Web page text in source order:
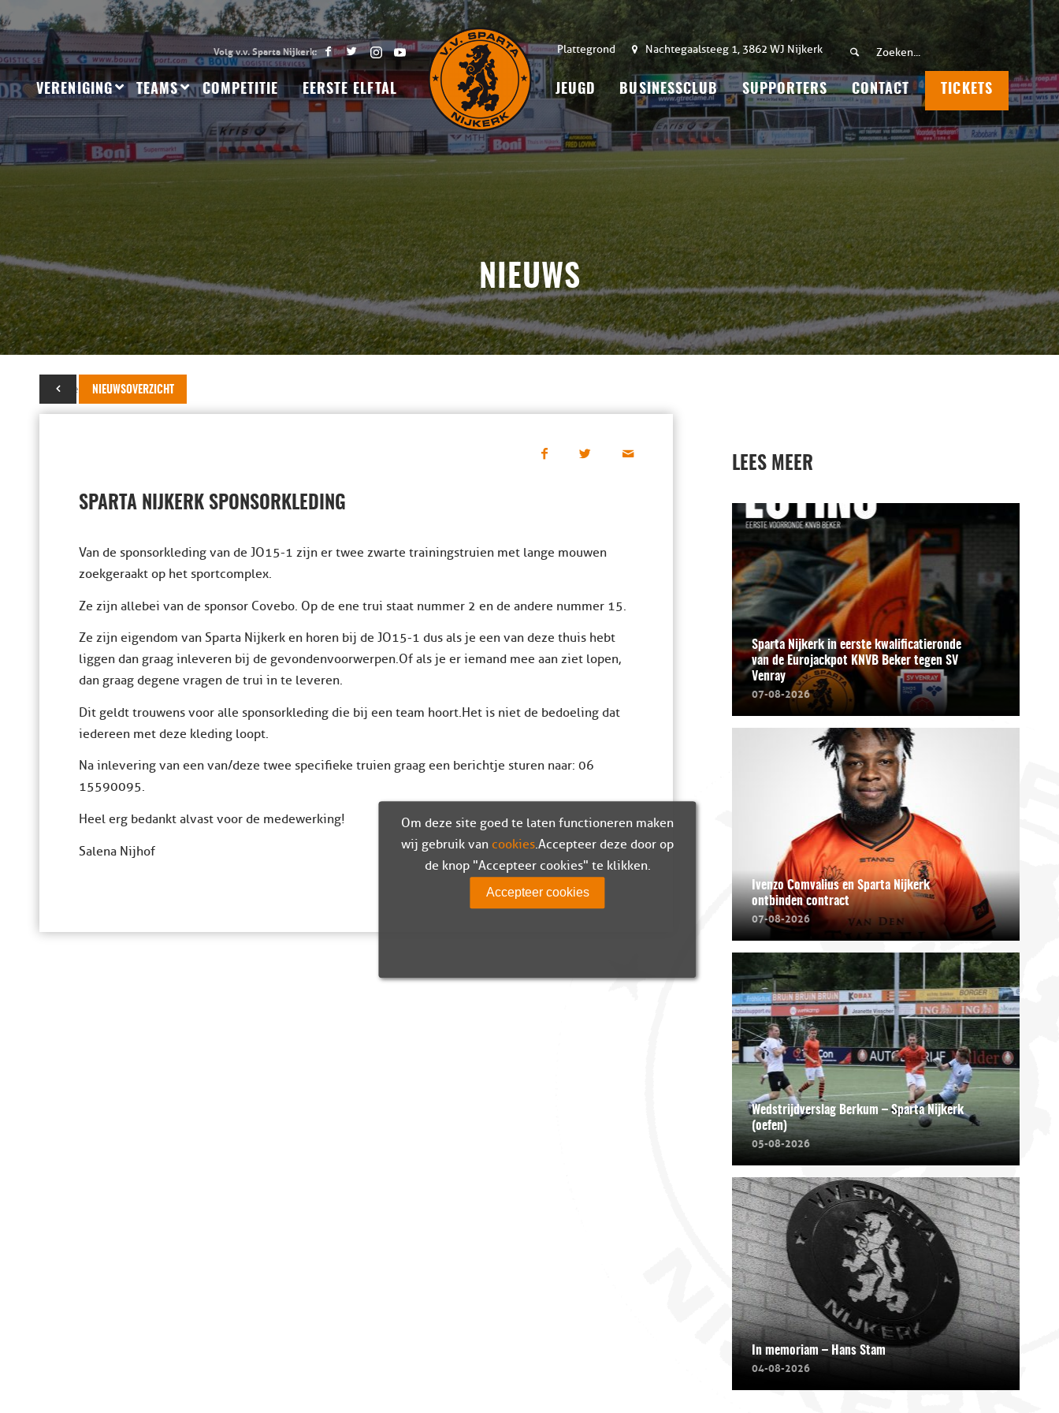
Plattegrond Nachtegaalsteeg 1, 3862 WJ Nijkerk
VERENIGING TEAMS COMPETITIE EERSTE ELFTAL JEUGD BUSINESSCLUB SUPPORTERS CONTACT TICKETS
NIEUWS
NIEUWSOVERZICHT
08 november 2017
SPARTA NIJKERK SPONSORKLEDING
Van de sponsorkleding van de JO15-1 zijn er twee zwarte trainingstruien met lange mouwen
zoekgeraakt op het sportcomplex.
Ze zijn allebei van de sponsor Covebo. Op de ene trui staat nummer 2 en de andere nummer 15.
Ze zijn eigendom van Sparta Nijkerk en horen bij de JO15-1 dus als je een van deze thuis hebt
liggen dan graag inleveren bij de gevonden voorwerpen. Of als je er iemand mee aan ziet lopen,
dan graag degene vragen de trui in te leveren.
Dit geldt trouwens voor alle sponsorkleding die bij een team hoort. Het is niet de bedoeling dat
iedereen met deze kleding loopt.
Na inlevering van een van/deze twee specifieke truien graag een berichtje sturen naar: 06
15590095.
Heel erg bedankt alvast voor de medewerking!
Salena Nijhof
LEES MEER
Sparta Nijkerk in eerste kwalificatieronde
van de Eurojackpot KNVB Beker tegen SV
Venray
07-08-2026
Ivenzo Comvalius en Sparta Nijkerk
ontbinden contract
07-08-2026
Wedstrijdverslag Berkum – Sparta Nijkerk
(oefen)
05-08-2026
In memoriam – Hans Stam
04-08-2026
Om deze site goed te laten functioneren maken
wij gebruik van cookies. Accepteer deze door op
de knop "Accepteer cookies" te klikken.
Accepteer cookies